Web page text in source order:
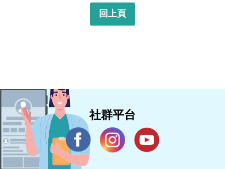
回上頁
社群平台